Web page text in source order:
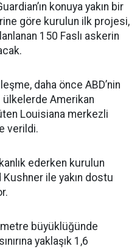
konuya yakın bir
göre kurulun ilk projesi,
150 Faslı askerin
daha önce ABD’nin
Amerikan
Louisiana merkezli
verildi.
ederken kurulun
ile yakın dostu
büyüklüğünde
yaklaşık 1,6